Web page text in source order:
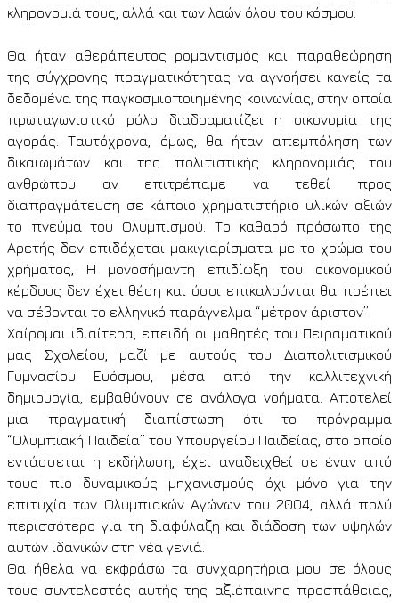
κληρονομιά τους, αλλά και των λαών όλου του κόσμου.
Θα ήταν αθεράπευτος ρομαντισμός και παραθεώρηση
της σύγχρονης πραγματικότητας να αγνοήσει κανείς τα
δεδομένα της παγκοσμιοποιημένης κοινωνίας, στην οποία
πρωταγωνιστικό ρόλο διαδραματίζει η οικονομία της
αγοράς. Ταυτόχρονα, όμως, θα ήταν απεμπόληση των
δικαιωμάτων και της πολιτιστικής κληρονομιάς του
ανθρώπου αν επιτρέπαμε να τεθεί προς
διαπραγμάτευση σε κάποιο χρηματιστήριο υλικών αξιών
το πνεύμα του Ολυμπισμού. Το καθαρό πρόσωπο της
Αρετής δεν επιδέχεται μακιγιαρίσματα με το χρώμα του
χρήματος, Η μονοσήμαντη επιδίωξη του οικονομικού
κέρδους δεν έχει θέση και όσοι επικαλούνται θα πρέπει
να σέβονται το ελληνικό παράγγελμα “μέτρον άριστον”.
Χαίρομαι ιδιαίτερα, επειδή οι μαθητές του Πειραματικού
μας Σχολείου, μαζί με αυτούς του Διαπολιτισμικού
Γυμνασίου Ευόσμου, μέσα από την καλλιτεχνική
δημιουργία, εμβαθύνουν σε ανάλογα νοήματα. Αποτελεί
μια πραγματική διαπίστωση ότι το πρόγραμμα
“Ολυμπιακή Παιδεία” του Υπουργείου Παιδείας, στο οποίο
εντάσσεται η εκδήλωση, έχει αναδειχθεί σε έναν από
τους πιο δυναμικούς μηχανισμούς όχι μόνο για την
επιτυχία των Ολυμπιακών Αγώνων του 2004, αλλά πολύ
περισσότερο για τη διαφύλαξη και διάδοση των υψηλών
αυτών ιδανικών στη νέα γενιά.
Θα ήθελα να εκφράσω τα συγχαρητήρια μου σε όλους
τους συντελεστές αυτής της αξιέπαινης προσπάθειας,